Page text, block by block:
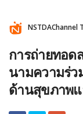
NSTDAChannel
การถ่ายทอด
นามความร่
ด้านสุขภาพ